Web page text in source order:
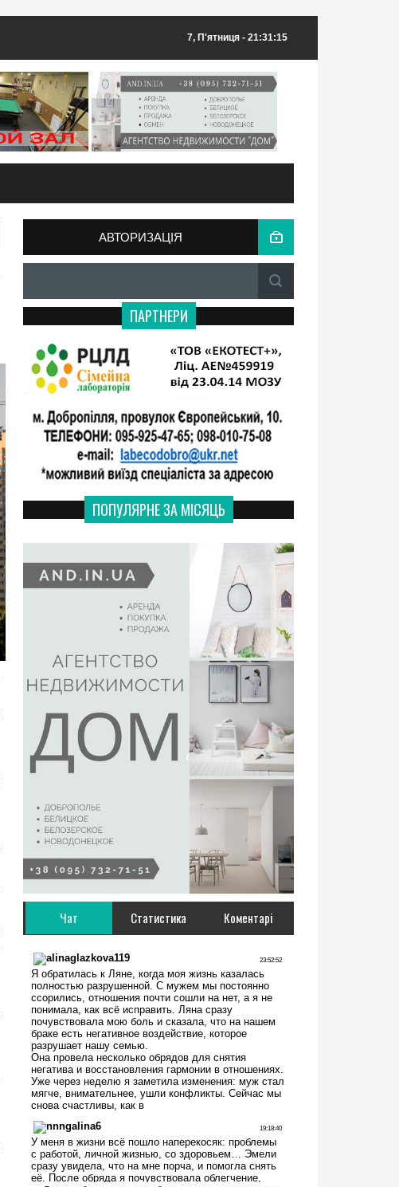
7, П'ятниця - 21:31:15
АВТОРИЗАЦІЯ
ПАРТНЕРИ
ПОПУЛЯРНЕ ЗА МІСЯЦЬ
Чат Статистика Коментарі